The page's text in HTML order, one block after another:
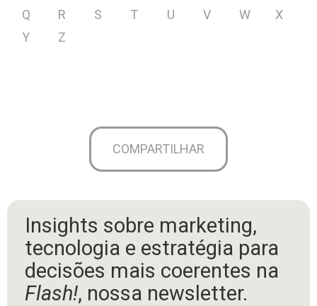
Q
R S T U V W
X
Y
Z
COMPARTILHAR
Insights sobre marketing,
tecnologia e estratégia para
decisões mais coerentes na
Flash!, nossa newsletter.